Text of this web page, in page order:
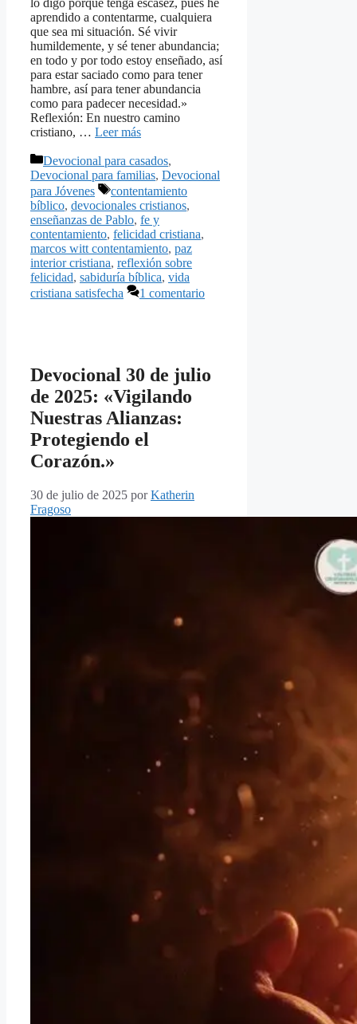
lo digo porque tenga escasez, pues he
aprendido a contentarme, cualquiera
que sea mi situación. Sé vivir
humildemente, y sé tener abundancia;
en todo y por todo estoy enseñado, así
para estar saciado como para tener
hambre, así para tener abundancia
como para padecer necesidad.»
Reflexión: En nuestro camino
cristiano, … Leer más
Categorías
Devocional para casados,
Devocional para familias, Devocional
para Jóvenes
Etiquetas
contentamiento
bíblico, devocionales cristianos,
enseñanzas de Pablo, fe y
contentamiento, felicidad cristiana,
marcos witt contentamiento, paz
interior cristiana, reflexión sobre
felicidad, sabiduría bíblica, vida
cristiana satisfecha
1 comentario
Devocional 30 de julio
de 2025: «Vigilando
Nuestras Alianzas:
Protegiendo el
Corazón.»
30 de julio de 2025 porKatherin
Fragoso